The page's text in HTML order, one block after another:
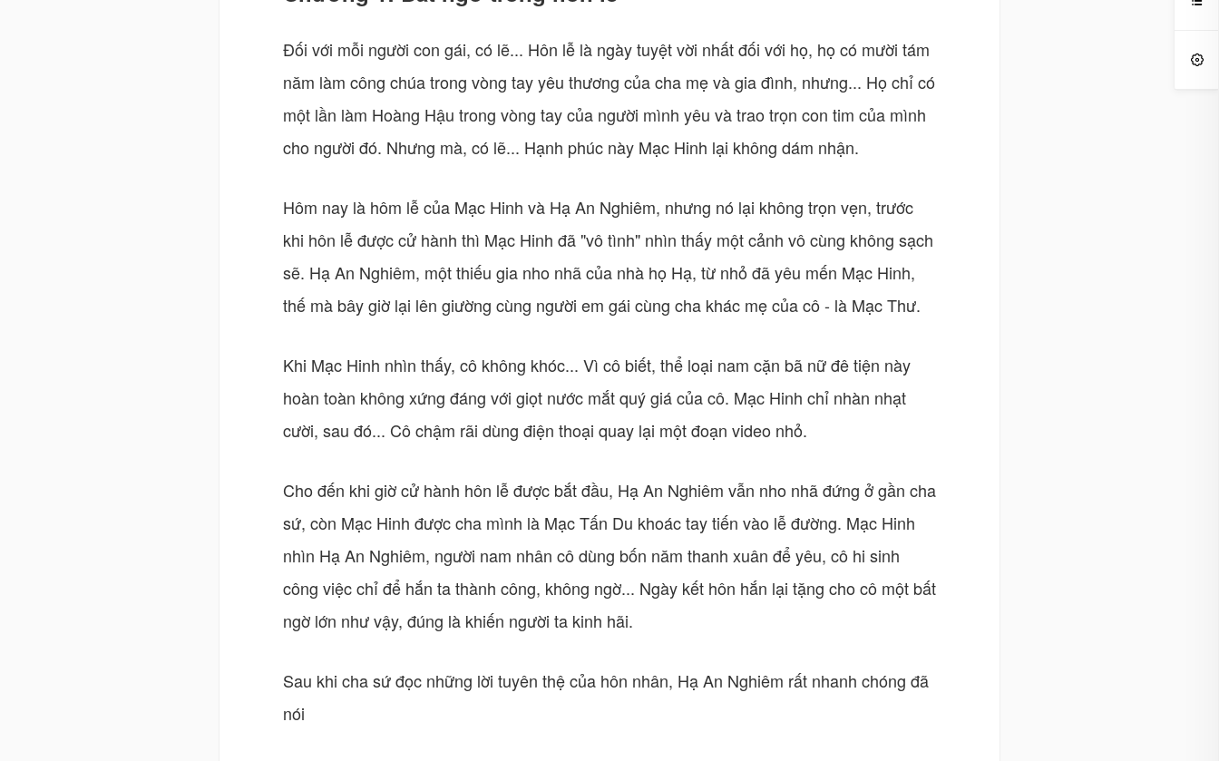
Đối với mỗi người con gái, có lẽ... Hôn lễ là ngày tuyệt vời nhất đối với họ, họ có mười tám
năm làm công chúa trong vòng tay yêu thương của cha mẹ và gia đình, nhưng... Họ chỉ có
một lần làm Hoàng Hậu trong vòng tay của người mình yêu và trao trọn con tim của mình
cho người đó. Nhưng mà, có lẽ... Hạnh phúc này Mạc Hinh lại không dám nhận.
Hôm nay là hôm lễ của Mạc Hinh và Hạ An Nghiêm, nhưng nó lại không trọn vẹn, trước
khi hôn lễ được cử hành thì Mạc Hinh đã "vô tình" nhìn thấy một cảnh vô cùng không sạch
sẽ. Hạ An Nghiêm, một thiếu gia nho nhã của nhà họ Hạ, từ nhỏ đã yêu mến Mạc Hinh,
thế mà bây giờ lại lên giường cùng người em gái cùng cha khác mẹ của cô - là Mạc Thư.
Khi Mạc Hinh nhìn thấy, cô không khóc... Vì cô biết, thể loại nam cặn bã nữ đê tiện này
hoàn toàn không xứng đáng với giọt nước mắt quý giá của cô. Mạc Hinh chỉ nhàn nhạt
cười, sau đó... Cô chậm rãi dùng điện thoại quay lại một đoạn video nhỏ.
Cho đến khi giờ cử hành hôn lễ được bắt đầu, Hạ An Nghiêm vẫn nho nhã đứng ở gần cha
sứ, còn Mạc Hinh được cha mình là Mạc Tấn Du khoác tay tiến vào lễ đường. Mạc Hinh
nhìn Hạ An Nghiêm, người nam nhân cô dùng bốn năm thanh xuân để yêu, cô hi sinh
công việc chỉ để hắn ta thành công, không ngờ... Ngày kết hôn hắn lại tặng cho cô một bất
ngờ lớn như vậy, đúng là khiến người ta kinh hãi.
Sau khi cha sứ đọc những lời tuyên thệ của hôn nhân, Hạ An Nghiêm rất nhanh chóng đã
nói
